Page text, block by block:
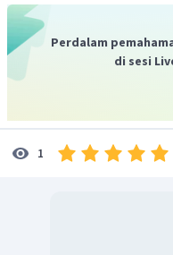
Perdalam
di sesi
1